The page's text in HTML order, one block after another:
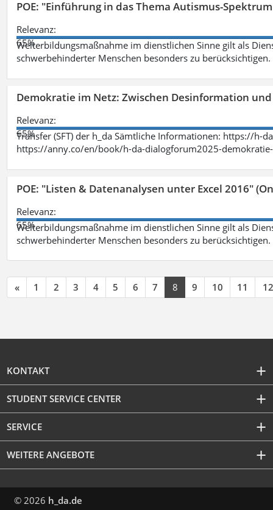
POE: "Einführung in das Thema Autismus-
Relevanz:
65%
Weiterbildungsmaßnahme im dienstlichen Sinne gilt als
schwerbehinderter Menschen besonders zu berücksichtigen.
Demokratie im Netz: Zwischen Desinformation
Relevanz:
65%
Transfer (SFT) der h_da Sämtliche Informationen: https://
https://anny.co/en/book/h-da-dialogforum2025-
POE: "Listen & Datenanalysen unter Excel 2016"
Relevanz:
65%
Weiterbildungsmaßnahme im dienstlichen Sinne gilt als
schwerbehinderter Menschen besonders zu berücksichtigen.
« 1 2 3 4 5 6 7 8 9 10 11 12
KONTAKT
STUDENT SERVICE CENTER
SERVICE
WEITERE ANGEBOTE
© 2026 h_da.de